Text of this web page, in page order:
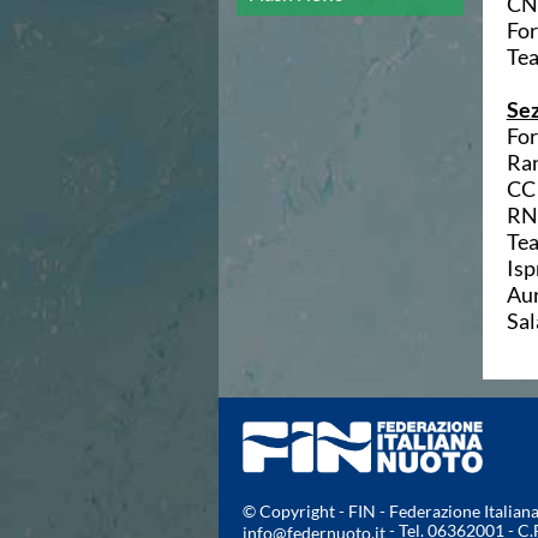
Campionato A2 Maschile
Campionato A2 Femminile
Campionato B Maschile
CoMeN Cup
News
Flash News
Artistico
Eventi
Norme e documenti
© Copyright - FIN - Federazione
info@federnuoto.it- Tel. 06362001 -